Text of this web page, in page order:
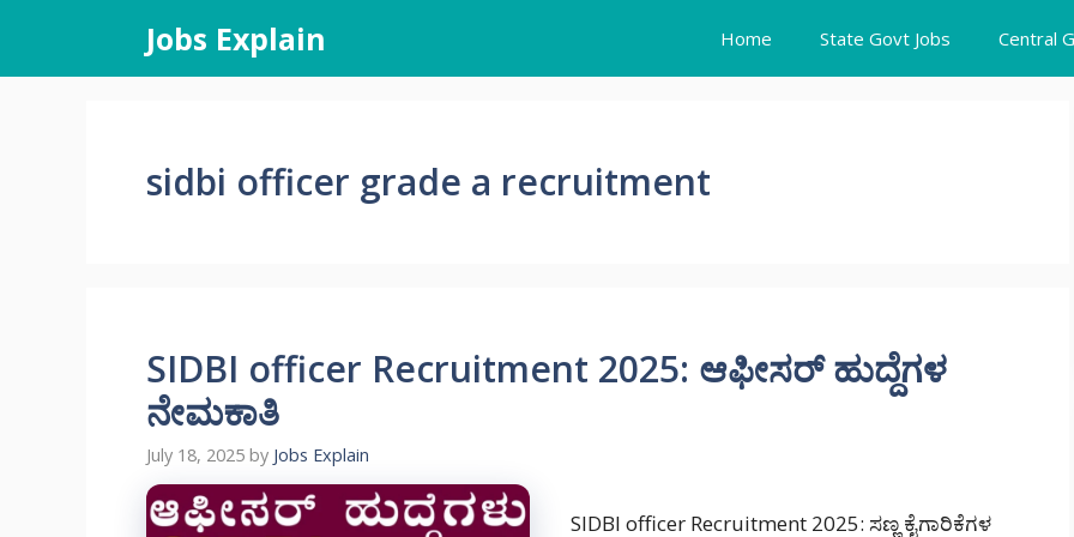
content
Jobs Explain Home State Govt Jobs Central
sidbi officer grade a recruitment
SIDBI officer Recruitment 2025: ಆಫೀಸರ್ ಹುದ್ದೆಗಳ
ನೇಮಕಾತಿ
July 18, 2025 by Jobs Explain
SIDBI officer Recruitment 2025: ಸಣ್ಣ ಕೈಗಾರಿಕೆಗಳ